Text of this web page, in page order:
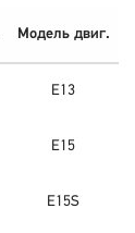
Модель двиг.
E13
E15
E15S